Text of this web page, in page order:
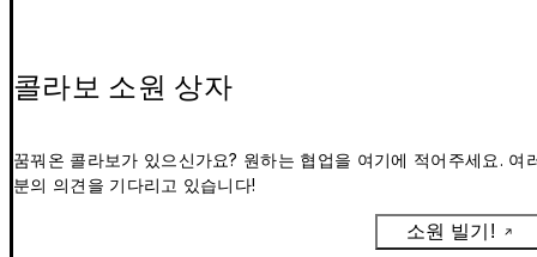
콜라보 소원 상자
꿈꿔온 콜라보가 있으신가요? 원하는 협업을 여기에 적어주세요. 여
분의 의견을 기다리고 있습니다!
소원 빌기!